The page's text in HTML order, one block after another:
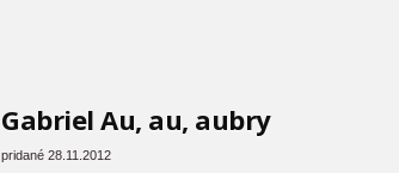
Gabriel Au, au, aubry
pridané 28.11.2012